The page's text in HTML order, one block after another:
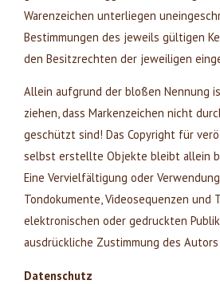
Warenzeichen unterliegen
Bestimmungen des jeweils gültigen
den Besitzrechten der jeweiligen
Allein aufgrund der bloßen Nennung
ziehen, dass Markenzeichen nicht
geschützt sind! Das Copyright für
selbst erstellte Objekte bleibt allein
Eine Vervielfältigung oder
Tondokumente, Videosequenzen und
elektronischen oder gedruckten
ausdrückliche Zustimmung des
Datenschutz